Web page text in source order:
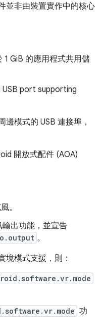
並非由裝置實作中的核心
GiB 的應用程式共用儲
USB port supporting
模式的 USB 連接埠，
開放式配件 (AOA)
。
出功能，並宣告
。
境模式支援，則：
功